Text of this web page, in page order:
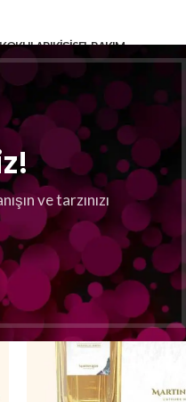
ve tarzınızı
KIŞISEL BAKIM